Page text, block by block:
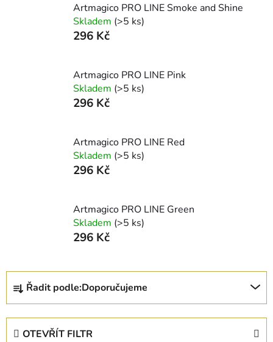
Artmagico PRO LINE Smoke and Shine
Skladem (>5 ks)
296 Kč
Artmagico PRO LINE Pink
Skladem (>5 ks)
296 Kč
Artmagico PRO LINE Red
Skladem (>5 ks)
296 Kč
Artmagico PRO LINE Green
Skladem (>5 ks)
296 Kč
Ř
z
Řadit podle:Doporučujeme
OTEVŘÍT FILTR